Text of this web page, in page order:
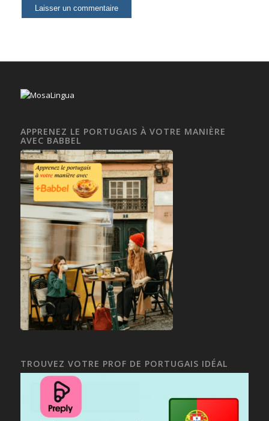
APPRENEZ LE PORTUGAIS À VOTRE MANIÈRE
AVEC BABBEL
TROUVEZ VOTRE PROF DE PORTUGAIS IDÉAL